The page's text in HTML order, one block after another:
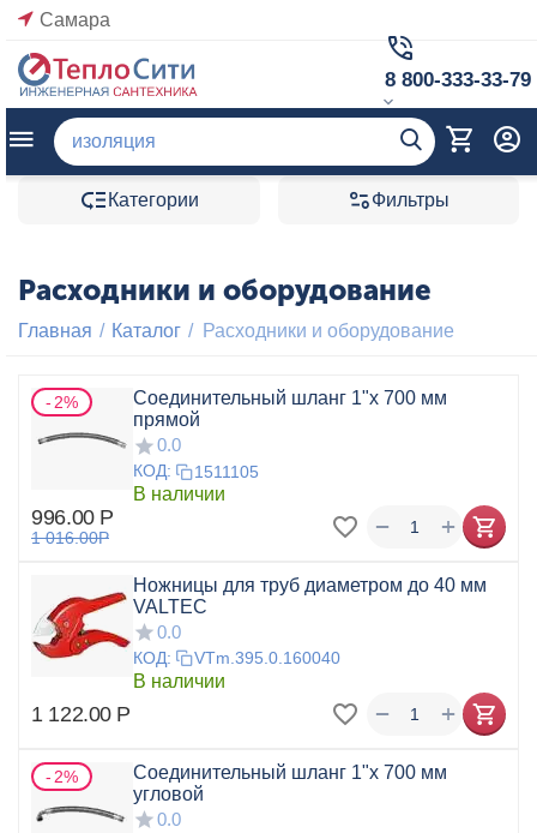
Самара
8 800-333-33-79
Категории Фильтры
Расходники и оборудование
Главная / Каталог / Расходники и оборудование
2%
Соединительный шланг 1"х 700 мм
прямой
0.0
КОД: 1511105
В наличии
996.00 Р
1 016.00Р +
−
Ножницы для труб диаметром до 40 мм
VALTEC
0.0
КОД: VTm.395.0.160040
В наличии
1 122.00 Р +
−
2%
Соединительный шланг 1"х 700 мм
угловой
0.0